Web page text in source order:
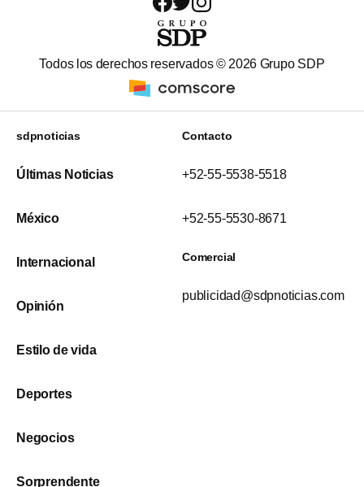
Todos los derechos reservados © 2026 Grupo SDP
sdpnoticias
Últimas Noticias
México
Internacional
Opinión
Estilo de vida
Deportes
Negocios
Sorprendente
Contacto
+52-55-5538-5518
+52-55-5530-8671
Comercial
publicidad@sdpnoticias.com